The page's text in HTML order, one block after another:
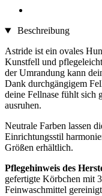
Beschreibung
Astride ist ein ovales
Kunstfell und
der Umrandung kann
Dank durchgängigem
deine Fellnase fühlt sich
ausruhen.
Neutrale Farben lassen
Einrichtungsstil
Größen erhältlich.
Pflegehinweis des
gefertigte Körbchen mit
Feinwaschmittel